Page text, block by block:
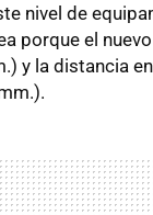
nivel de
porque el
y la distancia